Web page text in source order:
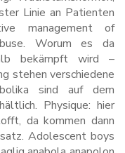
Linie an Patienten
management of
Worum es da
bekämpft wird –
stehen verschiedene
sind auf dem
Physique: hier
da kommen dann
Adolescent boys